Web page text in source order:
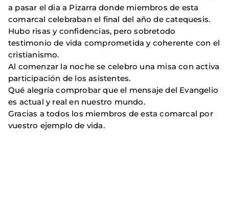
a pasar el dia a Pizarra donde miembros de esta
comarcal celebraban el final del año de catequesis.
Hubo risas y confidencias, pero sobretodo
testimonio de vida comprometida y coherente con el
cristianismo.
Al comenzar la noche se celebro una misa con activa
participación de los asistentes.
Qué alegría comprobar que el mensaje del Evangelio
es actual y real en nuestro mundo.
Gracias a todos los miembros de esta comarcal por
vuestro ejemplo de vida.